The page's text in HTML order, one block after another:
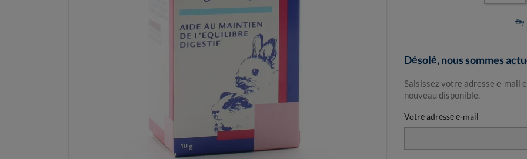
Désolé, nous sommes
Saisissez votre adresse e-mail
nouveau disponible.
Votre adresse e-mail